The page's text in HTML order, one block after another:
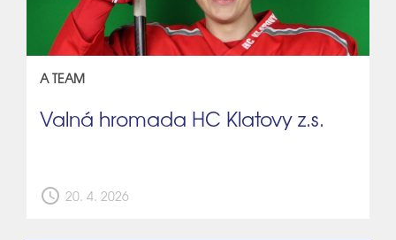
A TEAM
Valná hromada HC Klatovy z.s.
schedule 20. 4. 2026